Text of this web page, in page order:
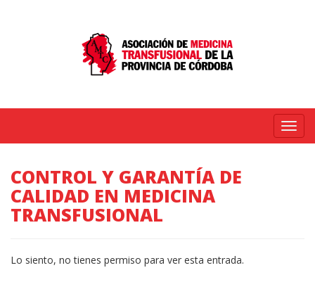
Menú
CONTROL Y GARANTÍA DE
CALIDAD EN MEDICINA
TRANSFUSIONAL
Lo siento, no tienes permiso para ver esta entrada.